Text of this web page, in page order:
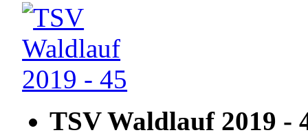
TSV Waldlauf 2019 -